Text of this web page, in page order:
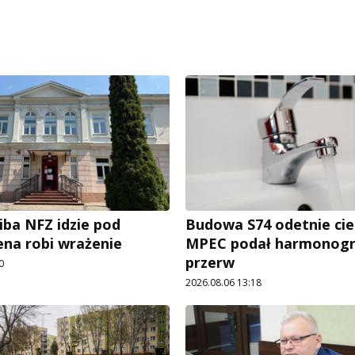
NFZ idzie pod
robi wrażenie
Budowa S74 odetnie
MPEC podał
przerw
2026.08.06 13:18